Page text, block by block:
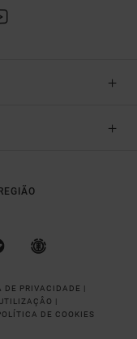
DE PRIVACIDADE |
|
DE COOKIES